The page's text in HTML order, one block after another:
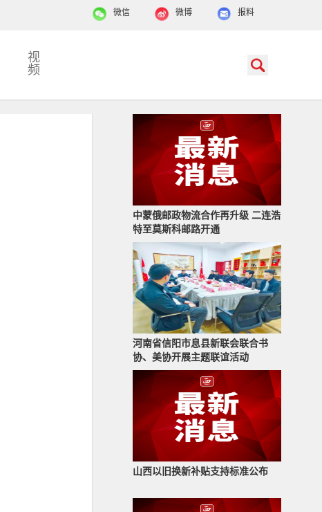
报料
微博
微信
视
频
中蒙俄邮政物流合作再升级 二连浩
特至莫斯科邮路开通
河南省信阳市息县新联会联合书
协、美协开展主题联谊活动
山西以旧换新补贴支持标准公布